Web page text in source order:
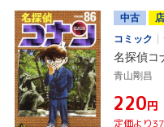
中古
コミック
名探偵コ
青山剛昌
¥220円
定価より